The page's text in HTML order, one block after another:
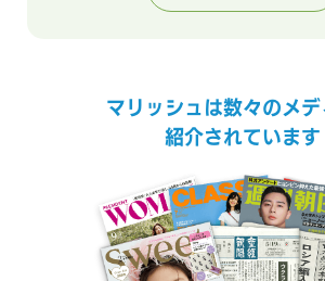
マリッシュは数々のメデ
紹介されています